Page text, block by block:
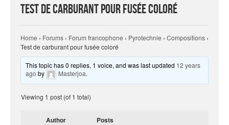
Test de carburant pour fusée coloré
Home › Forums › Forum francophone › Pyrotechnie › Compositions ›
Test de carburant pour fusée coloré
This topic has 0 replies, 1 voice, and was last updated 12 years
ago by Masterjoa.
Viewing 1 post (of 1 total)
Author Posts